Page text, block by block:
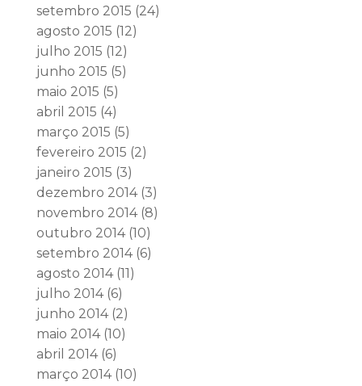
setembro 2015 (24)
agosto 2015 (12)
julho 2015 (12)
junho 2015 (5)
maio 2015 (5)
abril 2015 (4)
março 2015 (5)
fevereiro 2015 (2)
janeiro 2015 (3)
dezembro 2014(3)
novembro 2014(8)
outubro 2014(10)
setembro 2014(6)
agosto 2014(11)
julho 2014(6)
junho 2014(2)
maio 2014(10)
abril 2014(6)
março 2014(10)